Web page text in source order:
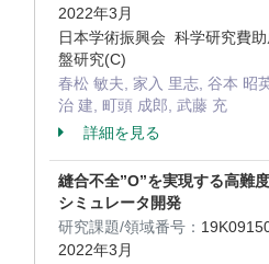
2022年3月
日本学術振興会 科学研究費
盤研究(C)
春松 敏夫, 家入 里志, 谷本 昭
治 建, 町頭 成郎, 武藤 充
詳細を見る
縫合不全”O”を実現する高難
シミュレータ開発
研究課題/領域番号：
2022年3月